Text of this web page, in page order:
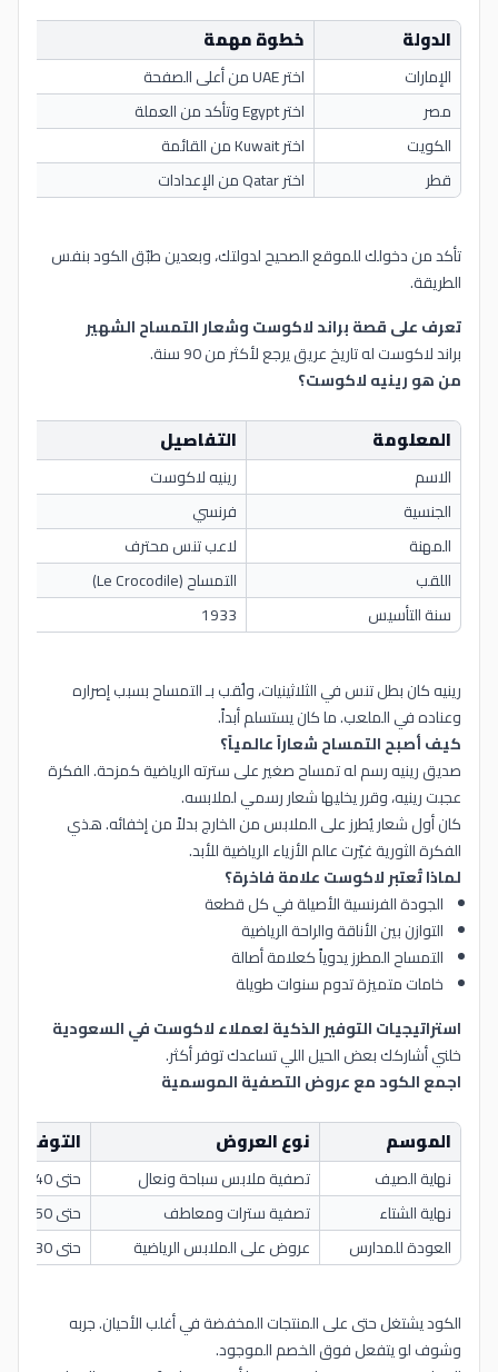
الدولة خطوة مهمة
الإمارات
اختر UAE من أعلى الصفحة
مصر
اختر Egypt وتأكد من العملة
الكويت
اختر Kuwait من القائمة
قطر
اختر Qatar من الإعدادات
تأكد من دخولك للموقع الصحيح لدولتك، وبعدين طبّق الكود بنفس
الطريقة.
تعرف على قصة براند لاكوست وشعار التمساح الشهير
براند لاكوست له تاريخ عريق يرجع لأكثر من 90 سنة.
من هو رينيه لاكوست؟
المعلومة التفاصيل
الاسم
رينيه لاكوست
الجنسية
فرنسي
المهنة
لاعب تنس محترف
اللقب
التمساح (Le Crocodile)
سنة التأسيس
1933
رينيه كان بطل تنس في الثلاثينيات، ولُقب بـ التمساح بسبب إصراره
وعناده في الملعب. ما كان يستسلم أبداً.
كيف أصبح التمساح شعاراً عالمياً؟
صديق رينيه رسم له تمساح صغير على سترته الرياضية كمزحة. الفكرة
عجبت رينيه، وقرر يخليها شعار رسمي لملابسه.
كان أول شعار يُطرز على الملابس من الخارج بدلاً من إخفائه. هذي
الفكرة الثورية غيّرت عالم الأزياء الرياضية للأبد.
لماذا تُعتبر لاكوست علامة فاخرة؟
الجودة الفرنسية الأصيلة في كل قطعة
التوازن بين الأناقة والراحة الرياضية
التمساح المطرز يدوياً كعلامة أصالة
خامات متميزة تدوم سنوات طويلة
استراتيجيات التوفير الذكية لعملاء لاكوست في السعودية
خلني أشاركك بعض الحيل اللي تساعدك توفر أكثر.
اجمع الكود مع عروض التصفية الموسمية
الموسم نوع العروض التوفير
نهاية الصيف تصفية ملابس سباحة ونعال
حتى 40% + 10% بالكود
نهاية الشتاء
تصفية سترات ومعاطف
حتى 50% + 10% بالكود
العودة للمدارس
عروض على الملابس الرياضية حتى 30% + 10% بالكود
الكود يشتغل حتى على المنتجات المخفضة في أغلب الأحيان. جربه
وشوف لو يتفعل فوق الخصم الموجود.